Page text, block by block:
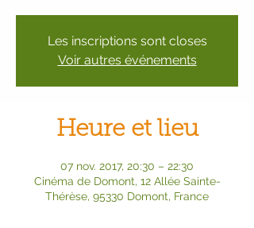
Les inscriptions sont closes
Voir autres événements
Heure et lieu
07 nov. 2017, 20:30 – 22:30
Cinéma de Domont, 12 Allée Sainte-
Thérèse, 95330 Domont, France